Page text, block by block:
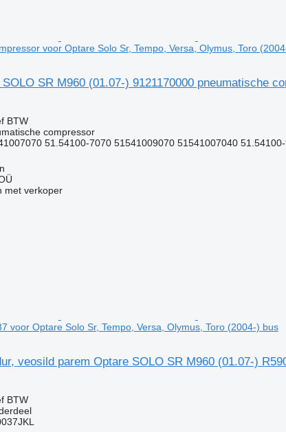
voor Optare Solo Sr, Tempo, Versa, Olymus, Toro
SR M960 (01.07-) 9121170000 pneumatische
BTW
compressor
51.54100-7070 51541009070 51541007040
met verkoper
voor Optare Solo Sr, Tempo, Versa, Olymus, Toro (2004-) bus
veosild parem Optare SOLO SR M960 (01.07-)
BTW